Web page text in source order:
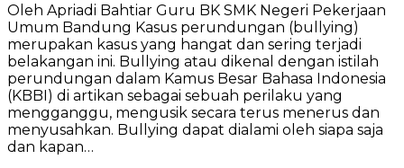
Oleh Apriadi Bahtiar Guru BK SMK Negeri Pekerjaan
Umum Bandung Kasus perundungan (bullying)
merupakan kasus yang hangat dan sering terjadi
belakangan ini. Bullying atau dikenal dengan istilah
perundungan dalam Kamus Besar Bahasa Indonesia
(KBBI) di artikan sebagai sebuah perilaku yang
mengganggu, mengusik secara terus menerus dan
menyusahkan. Bullying dapat dialami oleh siapa saja
dan kapan…